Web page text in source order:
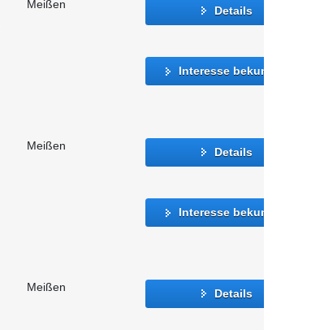
Meißen Details
Interesse bekunden
Meißen Details
Interesse bekunden
Meißen Details